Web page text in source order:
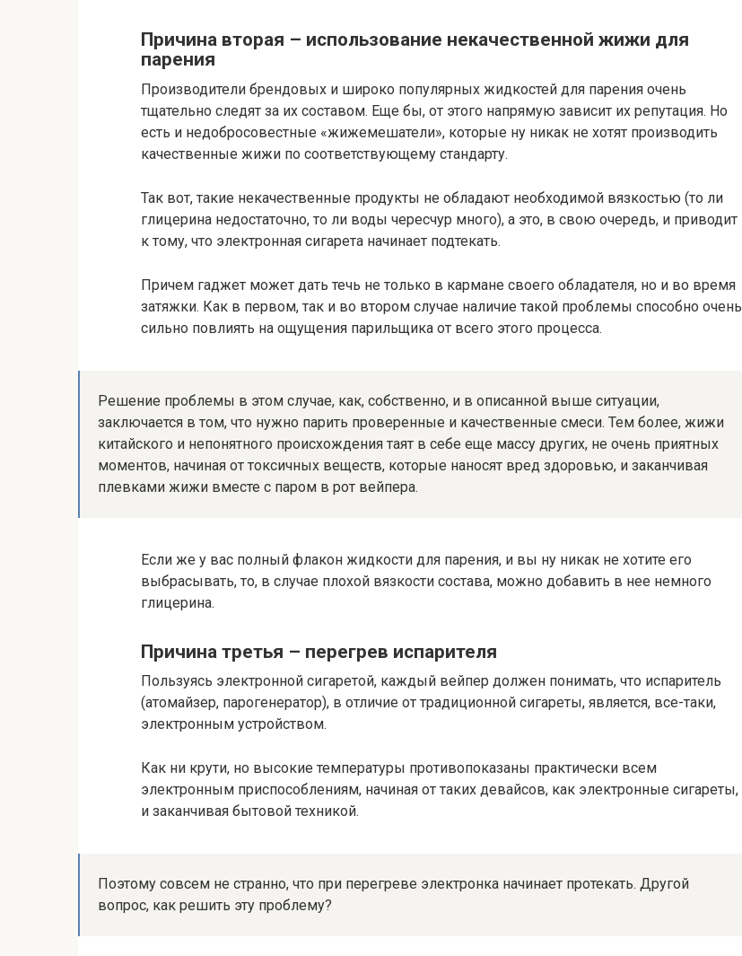
Причина вторая – использование некачественной жижи для
парения
Производители брендовых и широко популярных жидкостей для парения очень
тщательно следят за их составом. Еще бы, от этого напрямую зависит их репутация. Но
есть и недобросовестные «жижемешатели», которые ну никак не хотят производить
качественные жижи по соответствующему стандарту.
Так вот, такие некачественные продукты не обладают необходимой вязкостью (то ли
глицерина недостаточно, то ли воды чересчур много), а это, в свою очередь, и приводит
к тому, что электронная сигарета начинает подтекать.
Причем гаджет может дать течь не только в кармане своего обладателя, но и во время
затяжки. Как в первом, так и во втором случае наличие такой проблемы способно очень
сильно повлиять на ощущения парильщика от всего этого процесса.
Решение проблемы в этом случае, как, собственно, и в описанной выше ситуации,
заключается в том, что нужно парить проверенные и качественные смеси. Тем более, жижи
китайского и непонятного происхождения таят в себе еще массу других, не очень приятных
моментов, начиная от токсичных веществ, которые наносят вред здоровью, и заканчивая
плевками жижи вместе с паром в рот вейпера.
Если же у вас полный флакон жидкости для парения, и вы ну никак не хотите его
выбрасывать, то, в случае плохой вязкости состава, можно добавить в нее немного
глицерина.
Причина третья – перегрев испарителя
Пользуясь электронной сигаретой, каждый вейпер должен понимать, что испаритель
(атомайзер, парогенератор), в отличие от традиционной сигареты, является, все-таки,
электронным устройством.
Как ни крути, но высокие температуры противопоказаны практически всем
электронным приспособлениям, начиная от таких девайсов, как электронные сигареты,
и заканчивая бытовой техникой.
Поэтому совсем не странно, что при перегреве электронка начинает протекать. Другой
вопрос, как решить эту проблему?